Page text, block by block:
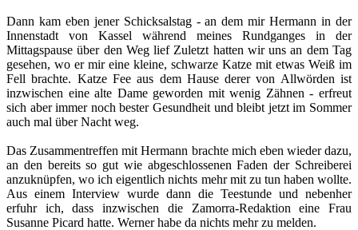
Dann kam eben jener Schicksalstag - an dem mir Hermann in der
Innenstadt von Kassel während meines Rundganges in der
Mittagspause über den Weg lief Zuletzt hatten wir uns an dem Tag
gesehen, wo er mir eine kleine, schwarze Katze mit etwas Weiß im
Fell brachte. Katze Fee aus dem Hause derer von Allwörden ist
inzwischen eine alte Dame geworden mit wenig Zähnen - erfreut
sich aber immer noch bester Gesundheit und bleibt jetzt im Sommer
auch mal über Nacht weg.
Das Zusammentreffen mit Hermann brachte mich eben wieder dazu,
an den bereits so gut wie abgeschlossenen Faden der Schreiberei
anzuknüpfen, wo ich eigentlich nichts mehr mit zu tun haben wollte.
Aus einem Interview wurde dann die Teestunde und nebenher
erfuhr ich, dass inzwischen die Zamorra-Redaktion eine Frau
Susanne Picard hatte. Werner habe da nichts mehr zu melden.